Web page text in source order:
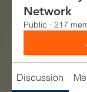
Network
Public · 217
Discussion